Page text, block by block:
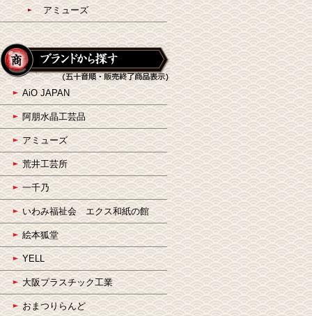
アミューズ
AiO JAPAN
阿朋水晶工芸品
アミューズ
荒井工芸所
一千乃
いわみ福祉会 エクス和紙の館
絵本狐堂
YELL
大阪プラスチック工業
おまつりらんど